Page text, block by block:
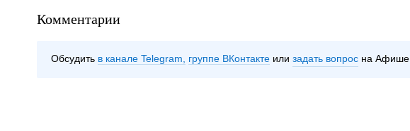
Комментарии
Обсудить в канале Telegram группе ВКонтакте задать вопрос на Афише